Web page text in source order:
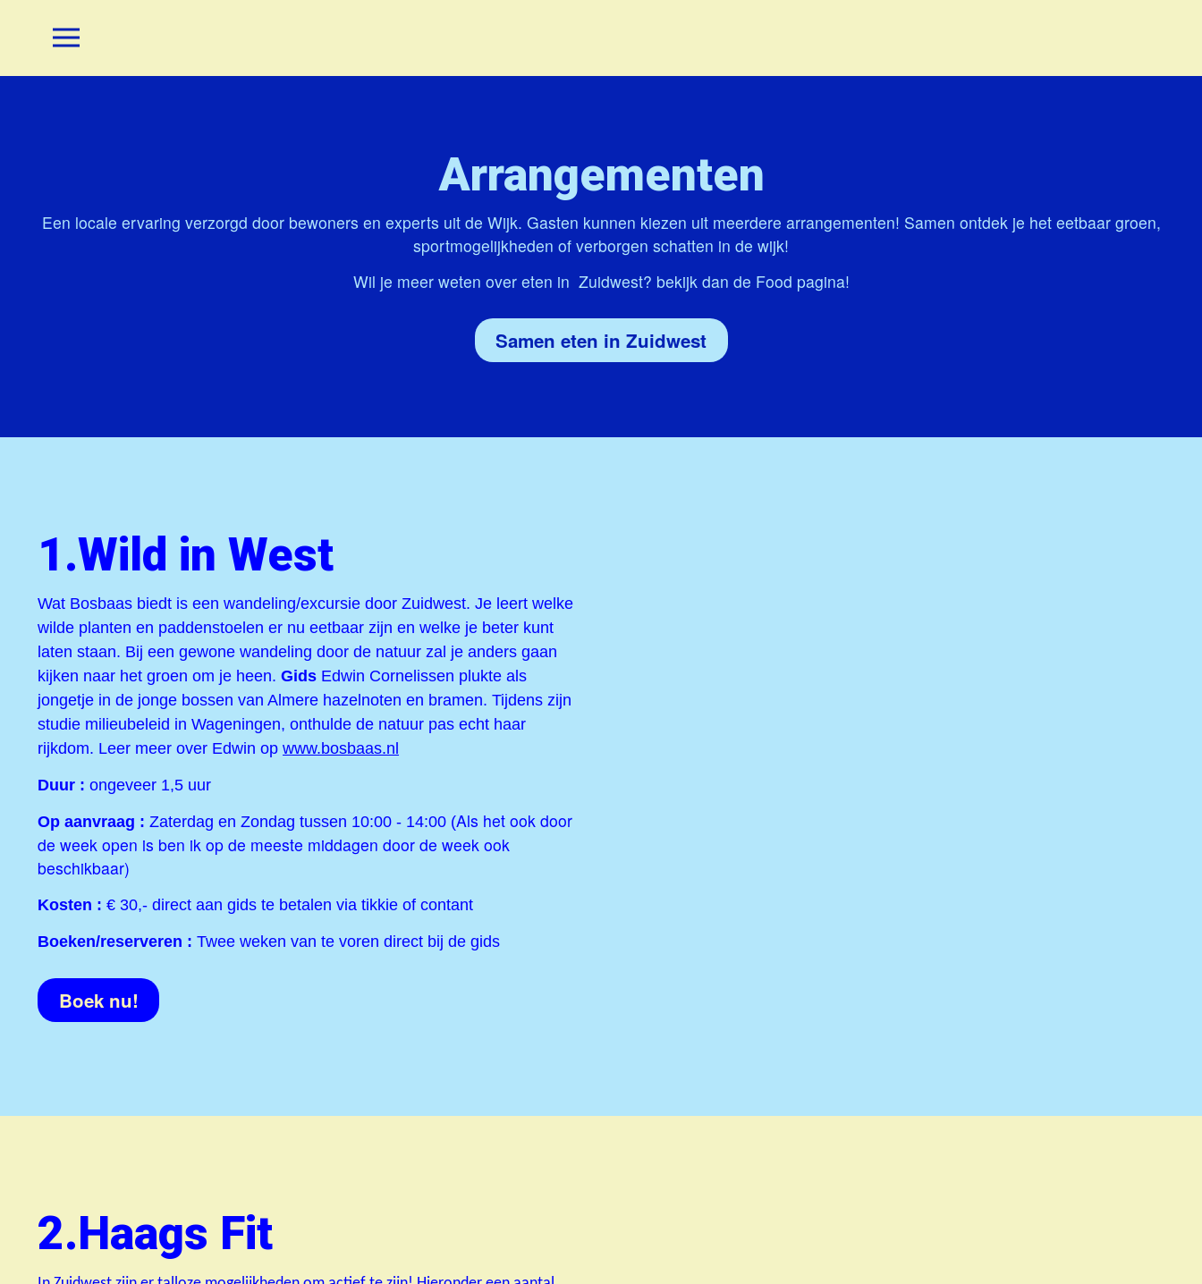
Arrangementen
Een locale ervaring verzorgd door bewoners en experts uit de Wijk. Gasten kunnen kiezen uit meerdere arrangementen! Samen ontdek je het eetbaar groen,
sportmogelijkheden of verborgen schatten in de wijk!
Wil je meer weten over eten in Zuidwest? bekijk dan de Food pagina!
Samen eten in Zuidwest
1.Wild in West
Wat Bosbaas biedt is een wandeling/excursie door Zuidwest. Je leert welke
wilde planten en paddenstoelen er nu eetbaar zijn en welke je beter kunt
laten staan. Bij een gewone wandeling door de natuur zal je anders gaan
kijken naar het groen om je heen. Gids Edwin Cornelissen plukte als
jongetje in de jonge bossen van Almere hazelnoten en bramen. Tijdens zijn
studie milieubeleid in Wageningen, onthulde de natuur pas echt haar
rijkdom. Leer meer over Edwin op www.bosbaas.nl
Duur : ongeveer 1,5 uur
Op aanvraag : Zaterdag en Zondag tussen 10:00 - 14:00 (Als het ook door
de week open is ben ik op de meeste middagen door de week ook
beschikbaar)
Kosten : € 30,- direct aan gids te betalen via tikkie of contant
Boeken/reserveren : Twee weken van te voren direct bij de gids
Boek nu!
2.Haags Fit